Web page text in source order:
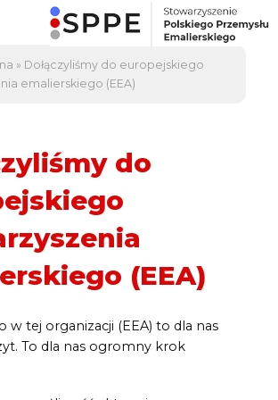
» Dołączyliśmy do europejskiego
emalierskiego (EEA)
do
(EEA)
w tej organizacji (EEA) to dla nas
To dla nas ogromny krok